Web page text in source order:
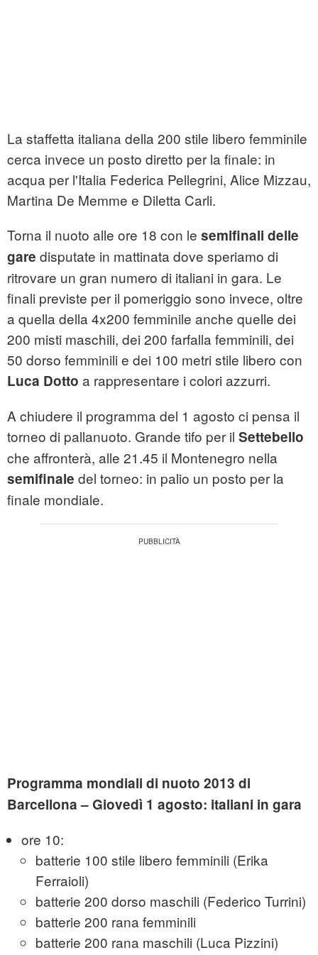
La staffetta italiana della 200 stile libero femminile
cerca invece un posto diretto per la finale: in
acqua per l'Italia Federica Pellegrini, Alice Mizzau,
Martina De Memme e Diletta Carli.
Torna il nuoto alle ore 18 con le semifinali delle
gare disputate in mattinata dove speriamo di
ritrovare un gran numero di italiani in gara. Le
finali previste per il pomeriggio sono invece, oltre
a quella della 4x200 femminile anche quelle dei
200 misti maschili, dei 200 farfalla femminili, dei
50 dorso femminili e dei 100 metri stile libero con
Luca Dotto a rappresentare i colori azzurri.
A chiudere il programma del 1 agosto ci pensa il
torneo di pallanuoto. Grande tifo per il Settebello
che affronterà, alle 21.45 il Montenegro nella
semifinale del torneo: in palio un posto per la
finale mondiale.
Programma mondiali di nuoto 2013 di
Barcellona – Giovedì 1 agosto: italiani in gara
ore 10:
batterie 100 stile libero femminili (Erika
Ferraioli)
batterie 200 dorso maschili (Federico Turrini)
batterie 200 rana femminili
batterie 200 rana maschili (Luca Pizzini)